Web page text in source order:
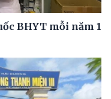
BHYT mỗi năm 1